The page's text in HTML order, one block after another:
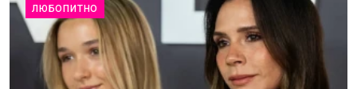
ЛЮБОПИТНО